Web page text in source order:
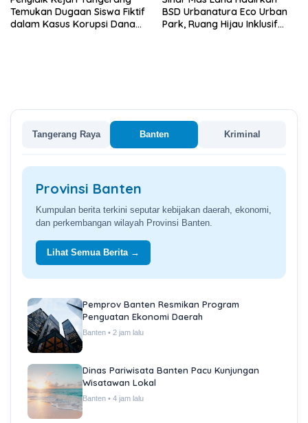
Temukan Dugaan Siswa Fiktif
dalam Kasus Korupsi Dana
BSD Urbanatura Eco Urban
Park, Ruang Hijau Inklusif
Tangerang Raya Banten Kriminal
Provinsi Banten
Kumpulan berita terkini seputar kebijakan daerah, ekonomi,
dan perkembangan wilayah Provinsi Banten.
Lihat Semua Berita →
Pemprov Banten Resmikan Program
Penguatan Ekonomi Daerah
Banten • 2 jam lalu
Dinas Pariwisata Banten Pacu Kunjungan
Wisatawan Lokal
Banten • 4 jam lalu